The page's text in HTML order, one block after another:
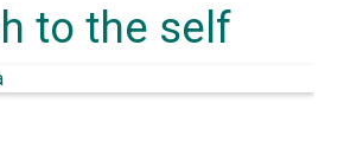
to the self